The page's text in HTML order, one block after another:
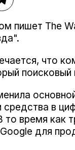
пишет The
что
поисковый
средства в
то время как
для